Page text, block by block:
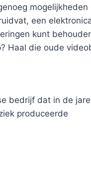
een
kunt
Haal die oude
bedrijf dat in de
produceerde